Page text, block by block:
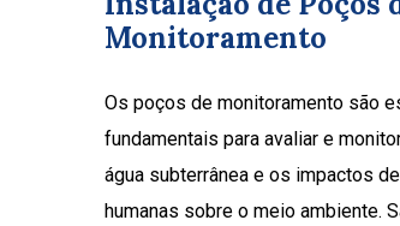
Monitoramento
Os poços de monitoramento são
fundamentais para avaliar e
água subterrânea e os impactos
humanas sobre o meio ambiente.